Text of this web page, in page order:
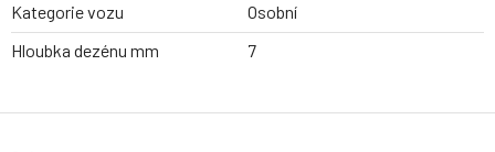
Kategorie vozu
Osobní
Hloubka dezénu mm
7